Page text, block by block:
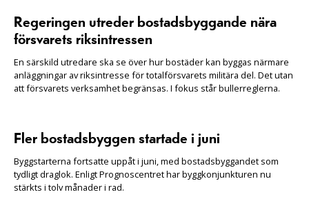
Regeringen utreder bostadsbyggande nära
försvarets riksintressen
En särskild utredare ska se över hur bostäder kan byggas närmare
anläggningar av riksintresse för totalförsvarets militära del. Det utan
att försvarets verksamhet begränsas. I fokus står bullerreglerna.
Fler bostadsbyggen startade i juni
Byggstarterna fortsatte uppåt i juni, med bostadsbyggandet som
tydligt draglok. Enligt Prognoscentret har byggkonjunkturen nu
stärkts i tolv månader i rad.